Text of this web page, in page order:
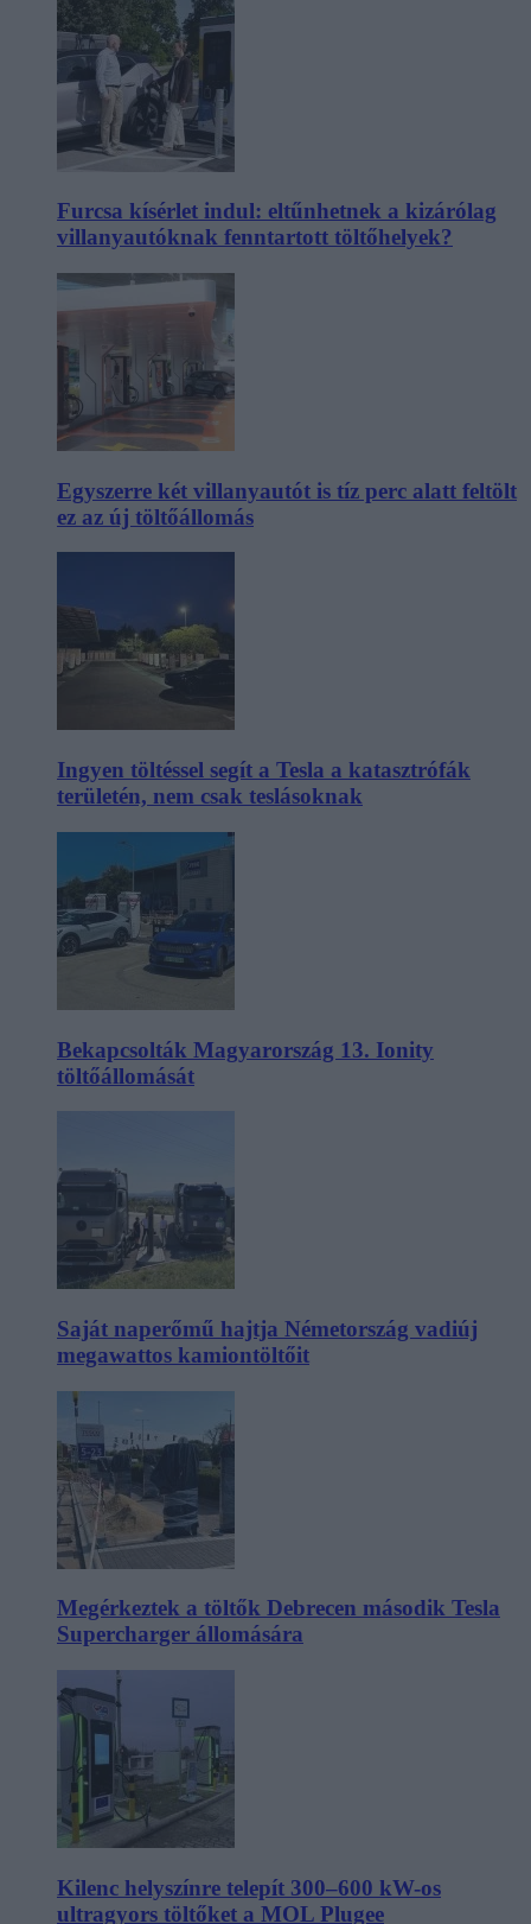
Furcsa kísérlet indul: eltűnhetnek a kizárólag
villanyautóknak fenntartott töltőhelyek?
Egyszerre két villanyautót is tíz perc alatt feltölt
ez az új töltőállomás
Ingyen töltéssel segít a Tesla a katasztrófák
területén, nem csak teslásoknak
Bekapcsolták Magyarország 13. Ionity
töltőállomását
Saját naperőmű hajtja Németország vadiúj
megawattos kamiontöltőit
Megérkeztek a töltők Debrecen második Tesla
Supercharger állomására
Kilenc helyszínre telepít 300–600 kW-os
ultragyors töltőket a MOL Plugee